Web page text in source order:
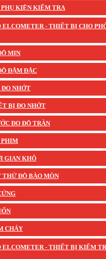
PHỤ KIỆN KIỂM TRA
- THIẾT BỊ CHO
MỊN
ĐẬM ĐẶC
ĐO NHỚT
BỊ ĐO NHỚT
ĐO ĐỘ TRÀN
PHIM
GIAN KHÔ
THỬ ĐỘ BÀO MÒN
CHÁY
- THIẾT BỊ KIỂM